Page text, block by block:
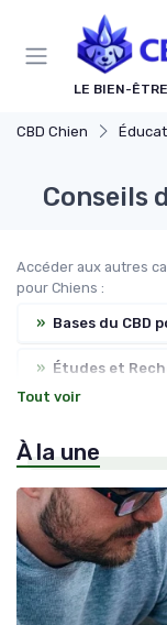
LE BIEN-
CBD Chien Éducation
Conseils
Accéder aux autres
pour Chiens :
» Bases du CBD
» Études et
» Nouveautés
Tout voir
À la une
Panneau de gestion